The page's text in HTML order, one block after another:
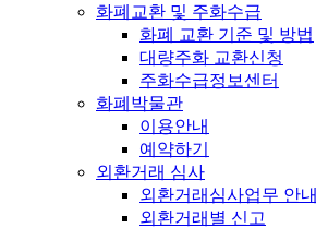
화폐교환 및 주화수급
화폐 교환 기준 및 방법
대량주화 교환신청
주화수급정보센터
화폐박물관
이용안내
예약하기
외환거래 심사
외환거래심사업무 안내
외환거래별 신고